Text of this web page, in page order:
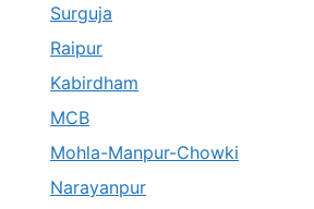
Surguja
Raipur
Kabirdham
MCB
Mohla-Manpur-Chowki
Narayanpur